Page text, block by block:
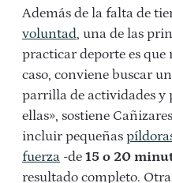
Además de la falta de
voluntad, una de las
practicar deporte es que
caso, conviene buscar
parrilla de actividades y
ellas», sostiene
incluir pequeñas
fuerza -de 15 o 20
resultado completo.